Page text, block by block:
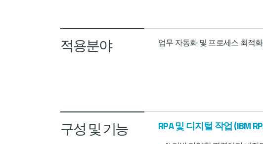
적용분야 업무 자동화 및 프로세스 최적
구성 및 기능 RPA 및 디지털 작업 (IBM